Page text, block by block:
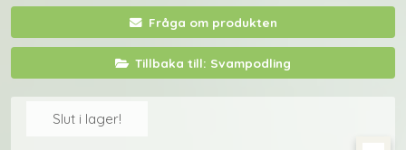
Fråga om produkten
Tillbaka till: Svampodling
Slut i lager!